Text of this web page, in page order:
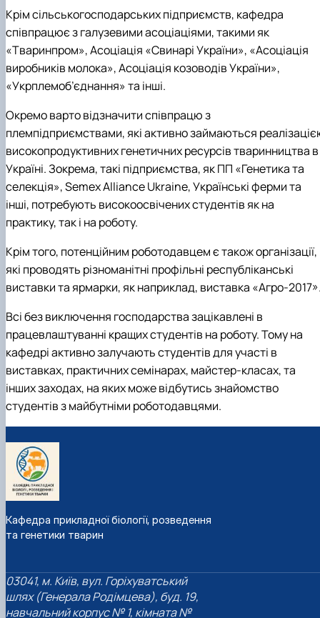
Крім сільськогосподарських підприємств, кафедра
співпрацює з галузевими асоціаціями, такими як
«Тваринпром», Асоціація «Свинарі України», «Асоціація
виробників молока», Асоціація козоводів України»,
«Укрплемоб’єднання» та інші.
Окремо варто відзначити співпрацю з
племпідприємствами, які активно займаються
високопродуктивних генетичних ресурсів тваринництва в
Україні. Зокрема, такі підприємства, як ПП «Генетика та
селекція», Semex Alliance Ukraine, Українські ферми та
інші, потребують високоосвічених студентів як на
практику, так і на роботу.
Крім того, потенційним роботодавцем є також організації,
які проводять різноманітні профільні республіканські
виставки та ярмарки, як наприклад, виставка «Агро-
Всі без виключення господарства зацікавлені в
працевлаштуванні кращих студентів на роботу. Тому на
кафедрі активно залучають студентів для участі в
виставках, практичних семінарах, майстер-класах, та
інших заходах, на яких може відбутись знайомство
студентів з майбутніми роботодавцями.
Кафедра прикладної біології, розведення
та генетики тварин
03041, м. Київ, вул. Горіхуватський
шлях (Генерала Родімцева), буд. 19,
навчальний корпус № 1, кімната №